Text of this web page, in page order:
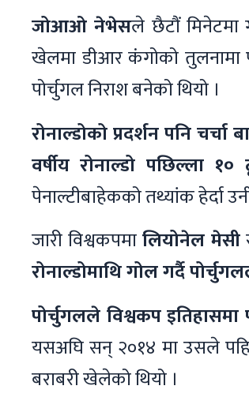
जोआओ नेभेसले छैटौं मिनेटमा
खेलमा डीआर कंगोको तुलनामा
पोर्चुगल निराश बनेको थियो ।
रोनाल्डोको प्रदर्शन पनि चर्चा
वर्षीय रोनाल्डो पछिल्ला
पेनाल्टीबाहेकको तथ्यांक हेर्दा
जारी विश्वकपमालियोनेल मेसी
रोनाल्डोमाथि गोल गर्दै
पोर्चुगलले विश्वकप
यसअघि सन् २०१४ मा उसले
बराबरी खेलेको थियो ।